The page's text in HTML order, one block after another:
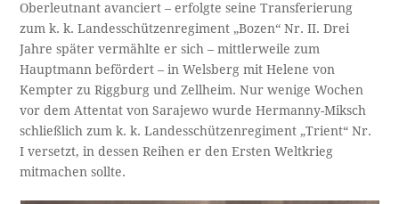
Oberleutnant avanciert – erfolgte seine Transferierung
zum k. k. Landesschützenregiment „Bozen“ Nr. II. Drei
Jahre später vermählte er sich – mittlerweile zum
Hauptmann befördert – in Welsberg mit Helene von
Kempter zu Riggburg und Zellheim. Nur wenige Wochen
vor dem Attentat von Sarajewo wurde Hermanny-Miksch
schließlich zum k. k. Landesschützenregiment „Trient“ Nr.
I versetzt, in dessen Reihen er den Ersten Weltkrieg
mitmachen sollte.